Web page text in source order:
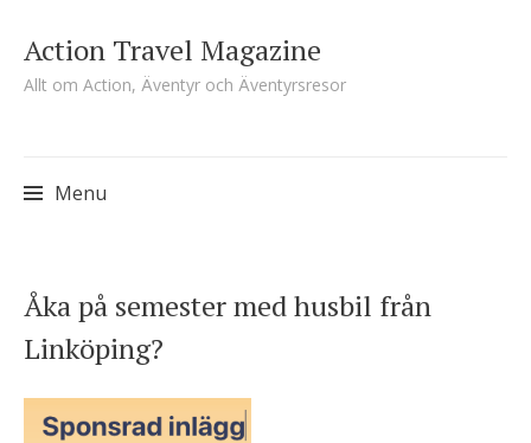
Action Travel Magazine
Allt om Action, Äventyr och Äventyrsresor
Menu
to
content
Åka på semester med husbil från
Linköping?